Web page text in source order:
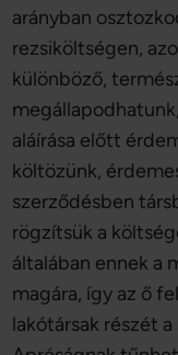
arányban
rezsiköltségen,
különböző,
aláírása előtt
költözünk,
szerződésben
rögzítsük a
általában ennek a
magára, így az ő
lakótársak részét